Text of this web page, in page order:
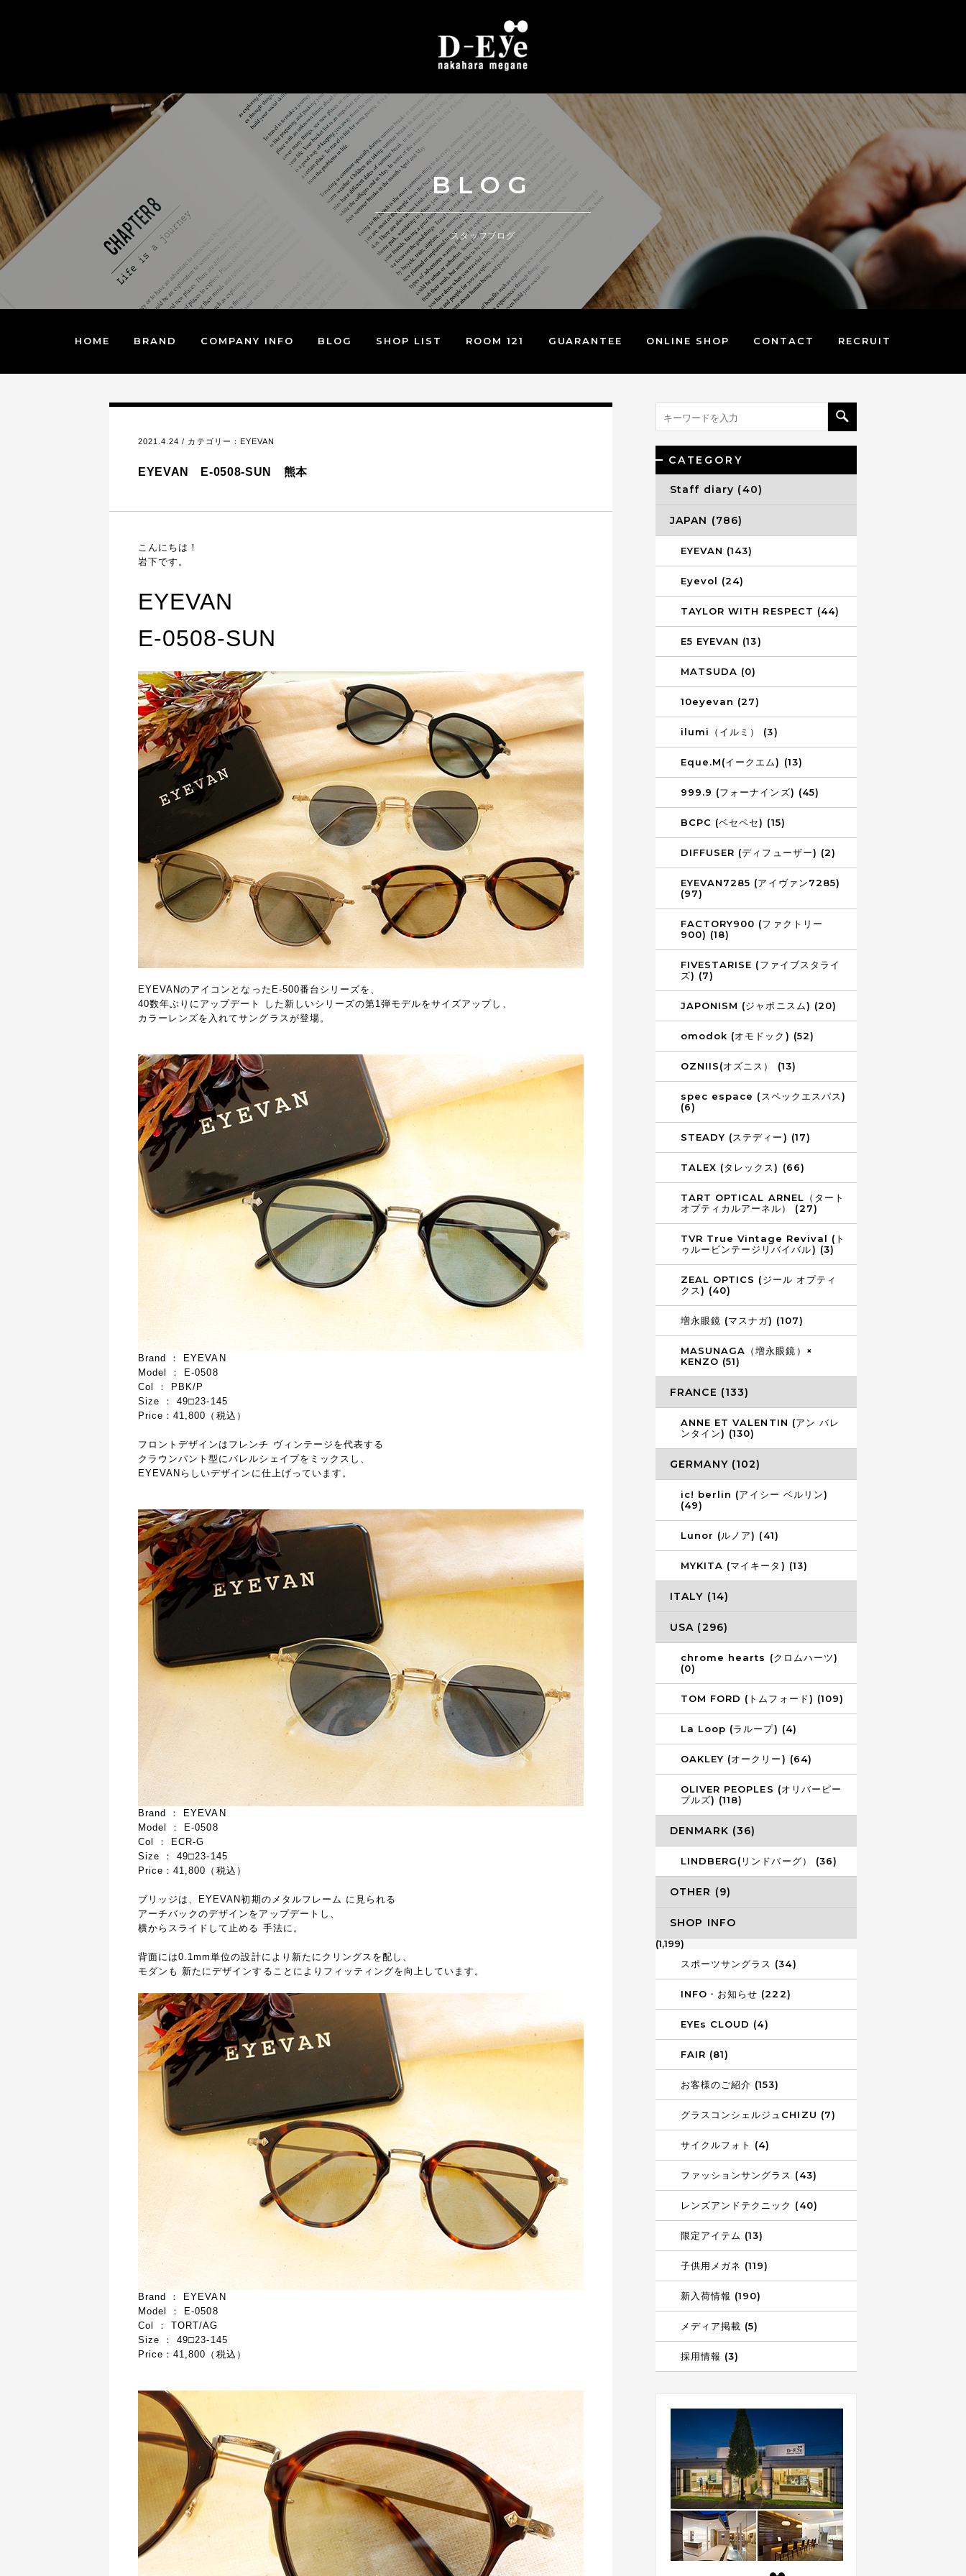
BLOG
スタッフブログ
HOME BRAND COMPANY INFO BLOG SHOP LIST ROOM 121 GUARANTEE ONLINE SHOP CONTACT RECRUIT
2021.4.24 / カテゴリー： EYEVAN
EYEVAN E-0508-SUN 熊本
こんにちは！
岩下です。
EYEVAN
E-0508-SUN
EYEVANのアイコンとなったE-500番台シリーズを、
40数年ぶりにアップデート した新しいシリーズの第1弾モデルをサイズアップし、
カラーレンズを入れてサングラスが登場。
Brand ： EYEVAN
Model ： E-0508
Col ： PBK/P
Size ： 49□23-145
Price：41,800（税込）
フロントデザインはフレンチ ヴィンテージを代表する
クラウンパント型にバレルシェイプをミックスし、
EYEVANらしいデザインに仕上げっています。
Brand ： EYEVAN
Model ： E-0508
Col ： ECR-G
Size ： 49□23-145
Price：41,800（税込）
ブリッジは、EYEVAN初期のメタルフレーム に見られる
アーチバックのデザインをアップデートし、
横からスライドして止める 手法に。
背面には0.1mm単位の設計により新たにクリングスを配し、
モダンも 新たにデザインすることによりフィッティングを向上しています。
Brand ： EYEVAN
Model ： E-0508
Col ： TORT/AG
Size ： 49□23-145
Price：41,800（税込）
CATEGORY
Staff diary (40)
JAPAN (786)
EYEVAN (143)
Eyevol (24)
TAYLOR WITH RESPECT (44)
E5 EYEVAN (13)
MATSUDA (0)
10eyevan (27)
ilumi（イルミ） (3)
Eque.M(イークエム) (13)
999.9 (フォーナインズ) (45)
BCPC (ベセペセ) (15)
DIFFUSER (ディフューザー) (2)
EYEVAN7285 (アイヴァン7285)
(97)
FACTORY900 (ファクトリー
900) (18)
FIVESTARISE (ファイブスタライ
ズ) (7)
JAPONISM (ジャポニスム) (20)
omodok (オモドック) (52)
OZNIIS(オズニス） (13)
spec espace (スペックエスパス)
(6)
STEADY (ステディー) (17)
TALEX (タレックス) (66)
TART OPTICAL ARNEL（タート
オプティカルアーネル） (27)
TVR True Vintage Revival (ト
ゥルービンテージリバイバル) (3)
ZEAL OPTICS (ジール オプティ
クス) (40)
増永眼鏡 (マスナガ) (107)
MASUNAGA（増永眼鏡）×
KENZO (51)
FRANCE (133)
ANNE ET VALENTIN (アン バレ
ンタイン) (130)
GERMANY (102)
ic! berlin (アイシー ベルリン)
(49)
Lunor (ルノア) (41)
MYKITA (マイキータ) (13)
ITALY (14)
USA (296)
chrome hearts (クロムハーツ)
(0)
TOM FORD (トムフォード) (109)
La Loop (ラループ) (4)
OAKLEY (オークリー) (64)
OLIVER PEOPLES (オリバーピー
プルズ) (118)
DENMARK (36)
LINDBERG(リンドバーグ） (36)
OTHER (9)
SHOP INFO
(1,199)
スポーツサングラス (34)
INFO・お知らせ (222)
EYEs CLOUD (4)
FAIR (81)
お客様のご紹介 (153)
グラスコンシェルジュCHIZU (7)
サイクルフォト (4)
ファッションサングラス (43)
レンズアンドテクニック (40)
限定アイテム (13)
子供用メガネ (119)
新入荷情報 (190)
メディア掲載 (5)
採用情報 (3)